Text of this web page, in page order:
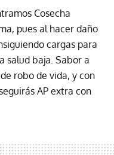
Cosecha
pues al hacer daño
cargas para
salud baja. Sabor a
robo de vida, y con
AP extra con